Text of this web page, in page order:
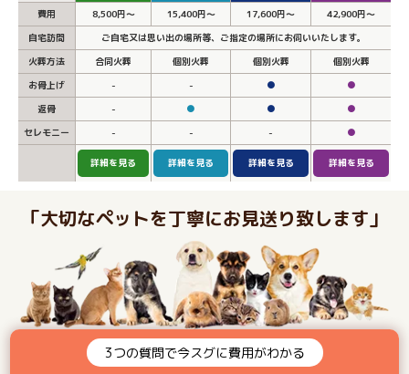
費用
8,500円～ 15,400円～ 17,600円～
42,900円～
自宅訪問
ご自宅又は思い出の場所等、ご指定の場所にお伺いいたします。
火葬方法
合同火葬 個別火葬 個別火葬
個別火葬
お骨上げ
- - ●
●
返骨
- ● ●
●
セレモニー
- - - ●
詳細を見る 詳細を見る 詳細を見る 詳細を見る
「大切なペットを丁寧にお見送り致します」
3つの質問で今スグに費用がわかる